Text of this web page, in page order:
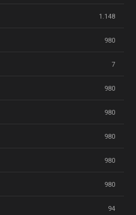
1.148
980
7
980
980
980
980
980
94